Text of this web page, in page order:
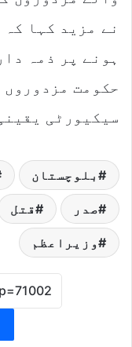
نے مزید کہا
ہونے پر ذمہ
حکومت
سیکیورٹی
بلوچستان
صدر قتل
وزیراعظم